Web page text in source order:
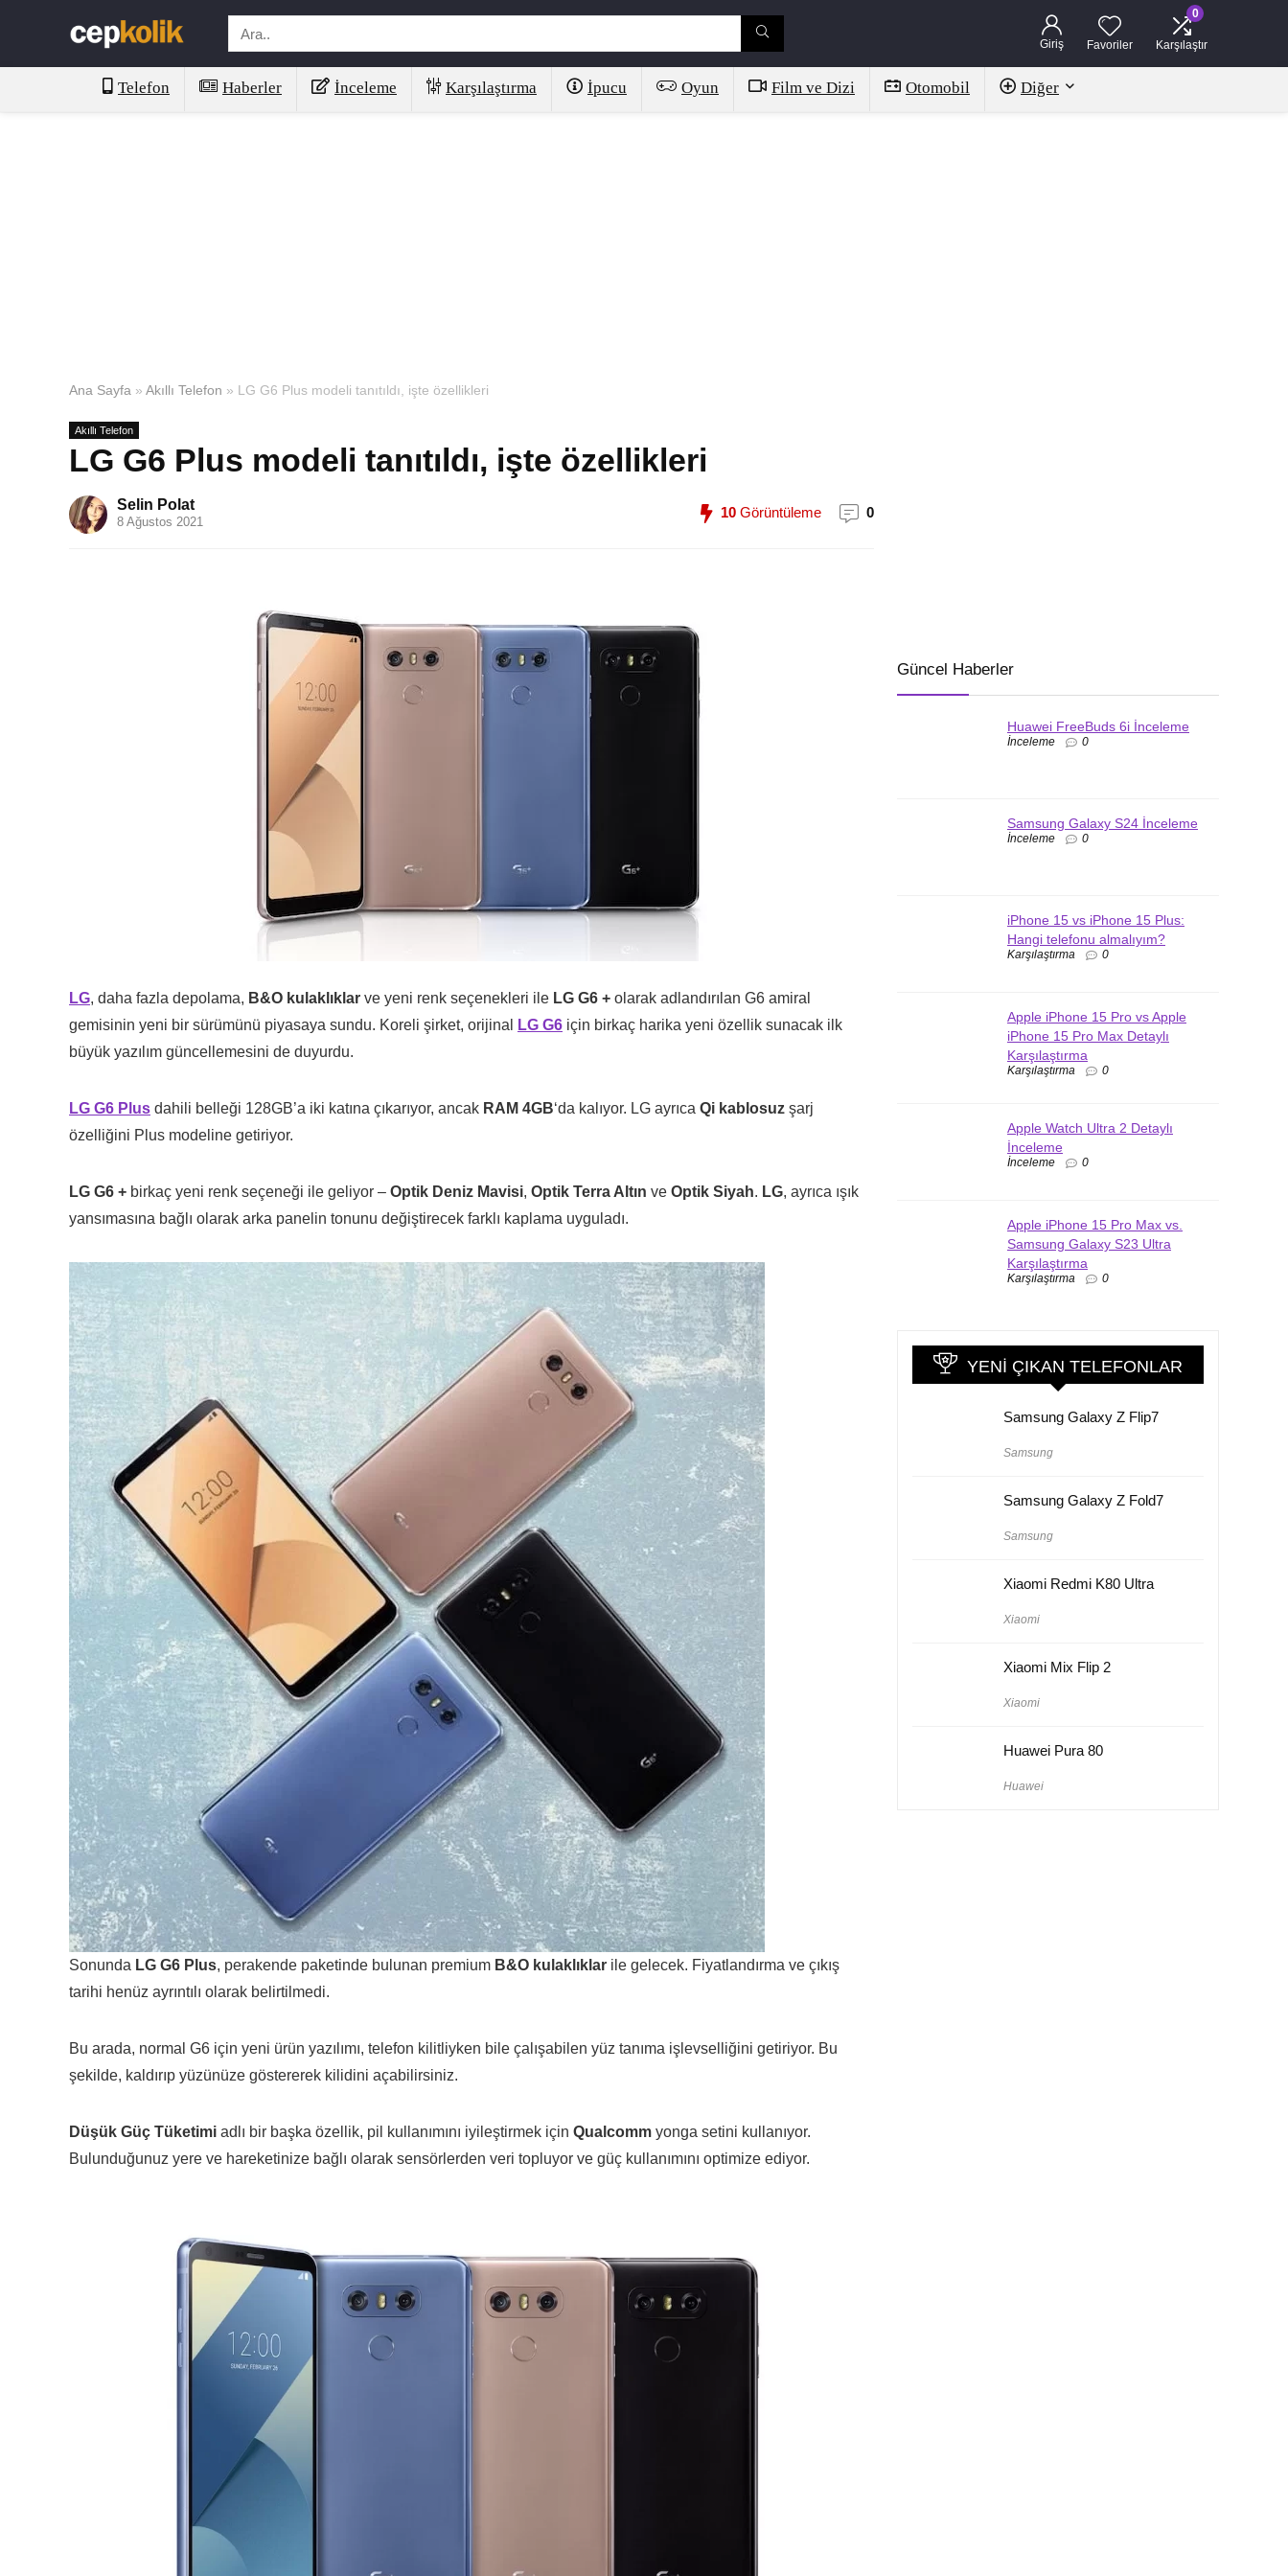
Giriş Favoriler
0
Karşılaştır
Telefon Haberler İnceleme Karşılaştırma İpucu Oyun Film ve Dizi Otomobil Diğer
Ana Sayfa » Akıllı Telefon » LG G6 Plus modeli tanıtıldı, işte özellikleri
Akıllı Telefon
LG G6 Plus modeli tanıtıldı, işte özellikleri
Selin Polat
8 Ağustos 2021
10 Görüntüleme 0
LG, daha fazla depolama, B&O kulaklıklar ve yeni renk seçenekleri ile LG G6 + olarak adlandırılan G6 amiral
gemisinin yeni bir sürümünü piyasaya sundu. Koreli şirket, orijinal
LG G6 için birkaç harika yeni özellik sunacak ilk
büyük yazılım güncellemesini de duyurdu.
LG G6 Plus dahili belleği 128GB’a iki katına çıkarıyor, ancak RAM 4GB‘da kalıyor. LG ayrıca Qi kablosuz şarj
özelliğini Plus modeline getiriyor.
LG G6 + birkaç yeni renk seçeneği ile geliyor – Optik Deniz Mavisi, Optik Terra Altın ve Optik Siyah. LG, ayrıca ışık
yansımasına bağlı olarak arka panelin tonunu değiştirecek farklı kaplama uyguladı.
Sonunda LG G6 Plus, perakende paketinde bulunan premium B&O kulaklıklar ile gelecek. Fiyatlandırma ve çıkış
tarihi henüz ayrıntılı olarak belirtilmedi.
Bu arada, normal G6 için yeni ürün yazılımı, telefon kilitliyken bile çalışabilen yüz tanıma işlevselliğini getiriyor. Bu
şekilde, kaldırıp yüzünüze göstererek kilidini açabilirsiniz.
Düşük Güç Tüketimi adlı bir başka özellik, pil kullanımını iyileştirmek için Qualcomm yonga setini kullanıyor.
Bulunduğunuz yere ve hareketinize bağlı olarak sensörlerden veri topluyor ve güç kullanımını optimize ediyor.
Güncel Haberler
Huawei FreeBuds 6i İnceleme
İnceleme 0
Samsung Galaxy S24 İnceleme
İnceleme 0
iPhone 15 vs iPhone 15 Plus:
Hangi telefonu almalıyım?
Karşılaştırma 0
Apple iPhone 15 Pro vs Apple
iPhone 15 Pro Max Detaylı
Karşılaştırma
Karşılaştırma 0
Apple Watch Ultra 2 Detaylı
İnceleme
İnceleme 0
Apple iPhone 15 Pro Max vs.
Samsung Galaxy S23 Ultra
Karşılaştırma
Karşılaştırma 0
YENI ÇIKAN TELEFONLAR
Samsung Galaxy Z Flip7
Samsung
Samsung Galaxy Z Fold7
Samsung
Xiaomi Redmi K80 Ultra
Xiaomi
Xiaomi Mix Flip 2
Xiaomi
Huawei Pura 80
Huawei